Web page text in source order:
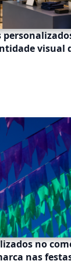
visual
no
nas